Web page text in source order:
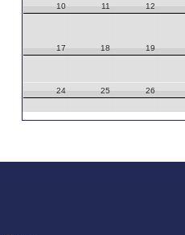
10 11 12
17 18 19
24 25 26